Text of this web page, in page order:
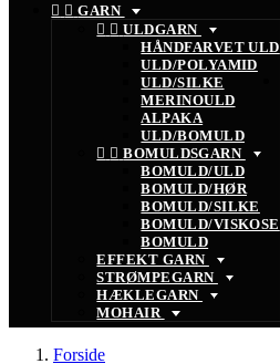
  GARN
  ULDGARN
HÅNDFARVET ULD
ULD/POLYAMID
ULD/SILKE
MERINOULD
ALPAKA
ULD/BOMULD
  BOMULDSGARN
BOMULD/ULD
BOMULD/HØR
BOMULD/SILKE
BOMULD/VISKOSE
BOMULD
EFFEKT GARN
STRØMPEGARN
HÆKLEGARN
MOHAIR
Forside